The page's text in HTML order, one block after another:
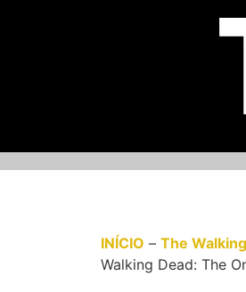
INÍCIO – The
Walking Dead: The